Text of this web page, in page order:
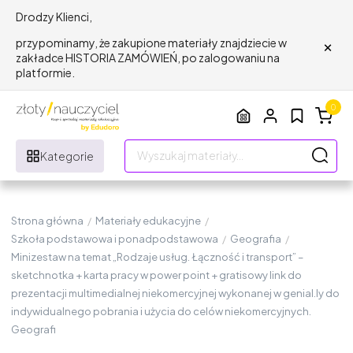
Drodzy Klienci,
przypominamy, że zakupione materiały znajdziecie w
zakładce HISTORIA ZAMÓWIEŃ, po zalogowaniu na
platformie.
×
Kategorie
0
Strona główna / Materiały edukacyjne /
Szkoła podstawowa i ponadpodstawowa / Geografia /
Minizestaw na temat „Rodzaje usług. Łączność i transport” –
sketchnotka + karta pracy w power point + gratisowy link do
prezentacji multimedialnej niekomercyjnej wykonanej w genial.ly do
indywidualnego pobrania i użycia do celów niekomercyjnych.
Geografi